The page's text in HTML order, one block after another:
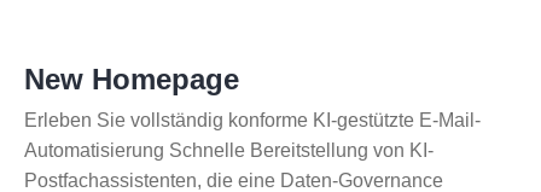
New Homepage
Erleben Sie vollständig konforme KI-gestützte E-Mail-
Automatisierung Schnelle Bereitstellung von KI-
Postfachassistenten, die eine Daten-Governance